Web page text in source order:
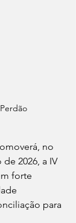
no
2026, a IV
forte
para